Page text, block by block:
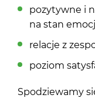
pozytywne i
na stan
relacje z
poziom
Spodziewamy